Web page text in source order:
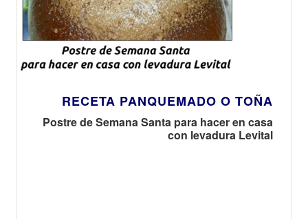
RECETA PANQUEMADO O TOÑA
Postre de Semana Santa para hacer en casa
con levadura Levital